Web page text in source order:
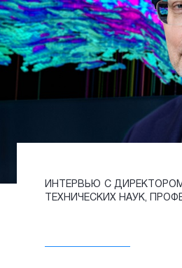
ИНТЕРВЬЮ С
ТЕХНИЧЕСКИХ НАУК,